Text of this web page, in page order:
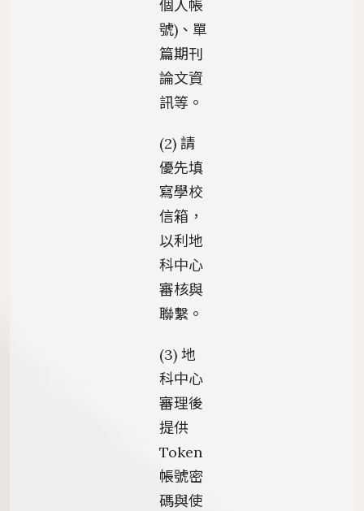
個人帳
號)、單
篇期刊
論文資
訊等。
(2) 請
優先填
寫學校
信箱，
以利地
科中心
審核與
聯繫。
(3) 地
科中心
審理後
提供
Token
帳號密
碼與使